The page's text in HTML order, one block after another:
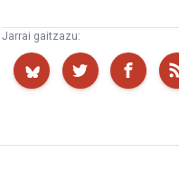
Jarrai gaitzazu: